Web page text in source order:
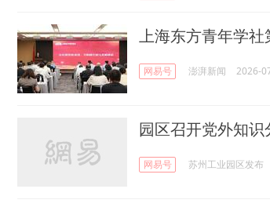
上海东方青年学社
网易号 澎湃新闻 2026-
园区召开党外知识
网易号 苏州工业园区发布